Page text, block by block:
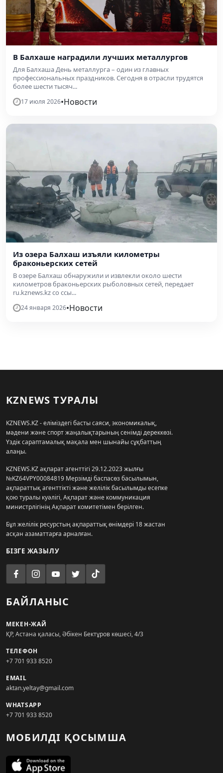
В Балхаше наградили лучших металлургов
Для Балхаша День металлурга – один из главных
профессиональных праздников. Сегодня в отрасли трудятся
более шести тысяч...
17 июля 2026•Новости
Из озера Балхаш изъяли километры
браконьерских сетей
В озере Балхаш обнаружили и извлекли около шести
километров браконьерских рыболовных сетей, передает
ru.kznews.kz со ссы...
24 января 2026•Новости
KZNEWS ТУРАЛЫ
KZNEWS.KZ - еліміздегі басты саяси, экономикалық,
мәдени және спорт жаңалықтарының сенімді дереккөзі.
Үздік сараптамалық мақала мен шынайы сұқбаттың
алаңы.
KZNEWS.KZ ақпарат агенттігі 29.12.2023 жылғы
№KZ64VPY00084819 Мерзімді баспасөз басылымын,
ақпараттық агенттікті және желілік басылымды есепке
қою туралы куәлігі, Ақпарат және коммуникация
министрлігінің Ақпарат комитетімен берілген.
Бұл желілік ресурстың ақпараттық өнімдері 18 жастан
асқан азаматтарға арналған.
БІЗГЕ ЖАЗЫЛУ
БАЙЛАНЫС
МЕКЕН-ЖАЙ
ҚР, Астана қаласы, Әбікен Бектұров көшесі, 4/3
ТЕЛЕФОН
+7 701 933 8520
EMAIL
aktan.yeltay@gmail.com
WHATSAPP
+7 701 933 8520
МОБИЛДІ ҚОСЫМША